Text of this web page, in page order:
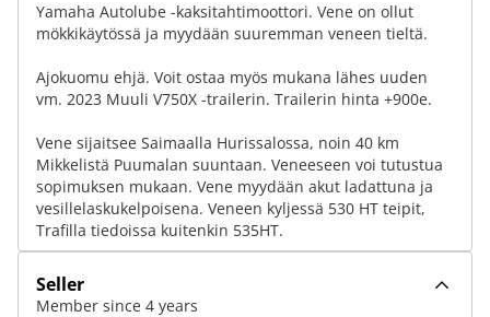
Yamaha Autolube -kaksitahtimoottori. Vene on ollut
mökkikäytössä ja myydään suuremman veneen tieltä.
Ajokuomu ehjä. Voit ostaa myös mukana lähes uuden
vm. 2023 Muuli V750X -trailerin. Trailerin hinta +900e.
Vene sijaitsee Saimaalla Hurissalossa, noin 40 km
Mikkelistä Puumalan suuntaan. Veneeseen voi tutustua
sopimuksen mukaan. Vene myydään akut ladattuna ja
vesillelaskukelpoisena. Veneen kyljessä 530 HT teipit,
Trafilla tiedoissa kuitenkin 535HT.
Seller
Member since 4 years